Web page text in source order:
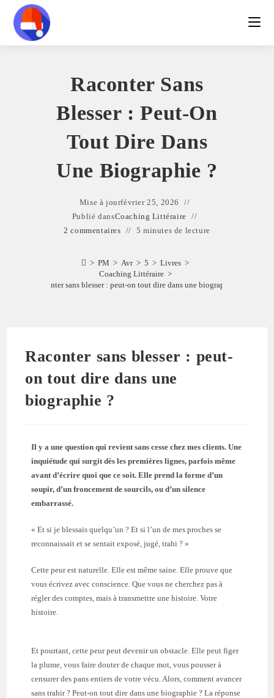
Raconter Sans
Blesser : Peut-On
Tout Dire Dans
Une Biographie ?
Mise à jourfévrier 25, 2026
Publié dansCoaching Littéraire
2 commentaires
5 minutes de lecture
> PM > Avr > 5 > Livres >
Coaching Littéraire >
Raconter sans blesser : peut-on tout dire dans une biographie ?
Raconter sans blesser : peut-
on tout dire dans une
biographie ?
Il y a une question qui revient sans cesse chez mes clients. Une
inquiétude qui surgit dès les premières lignes, parfois même
avant d’écrire quoi que ce soit. Elle prend la forme d’un
soupir, d’un froncement de sourcils, ou d’un silence
embarrassé.
« Et si je blessais quelqu’un ? Et si l’un de mes proches se
reconnaissait et se sentait exposé, jugé, trahi ? »
Cette peur est naturelle. Elle est même saine. Elle prouve que
vous écrivez avec conscience. Que vous ne cherchez pas à
régler des comptes, mais à transmettre une histoire. Votre
histoire.
Et pourtant, cette peur peut devenir un obstacle. Elle peut figer
la plume, vous faire douter de chaque mot, vous pousser à
censurer des pans entiers de votre vécu. Alors, comment avancer
sans trahir ? Peut-on tout dire dans une biographie ? La réponse